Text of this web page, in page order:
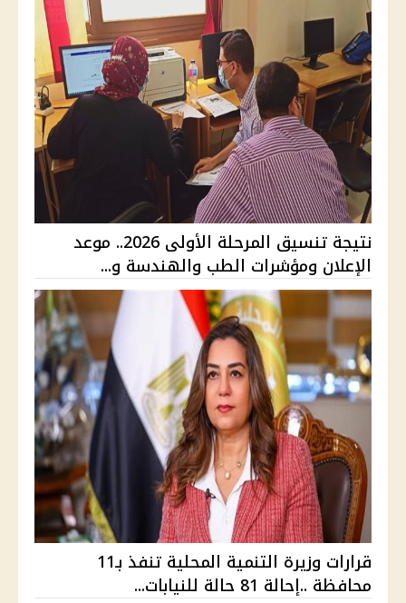
نتيجة تنسيق المرحلة الأولى 2026.. موعد
الإعلان ومؤشرات الطب والهندسة و...
قرارات وزيرة التنمية المحلية تنفذ بـ11
محافظة ..إحالة 81 حالة للنيابات...